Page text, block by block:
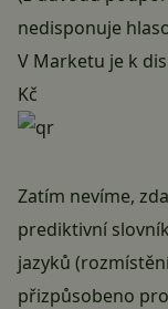
nedisponuje
V Marketu je k
Kč
Zatím nevíme,
prediktivní
jazyků
přizpůsobeno